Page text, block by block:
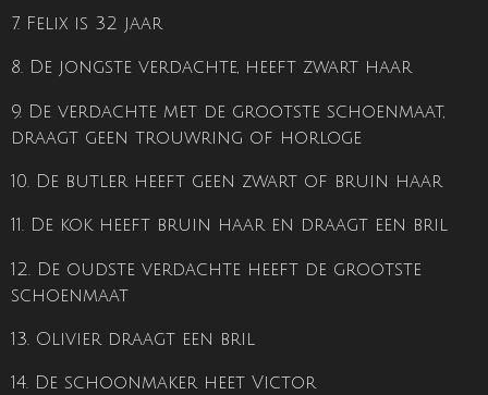
7. Felix is 32 jaar
8. De jongste verdachte, heeft zwart haar
9. De verdachte met de grootste schoenmaat,
draagt geen trouwring of horloge
10. De butler heeft geen zwart of bruin haar
11. De kok heeft bruin haar en draagt een bril
12. De oudste verdachte heeft de grootste
schoenmaat
13. Olivier draagt een bril
14. De schoonmaker heet Victor